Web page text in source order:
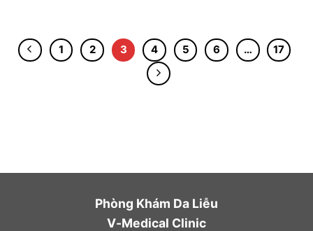
1 2 3 4 5 6 … 17
Phòng Khám Da Liễu
V-Medical Clinic